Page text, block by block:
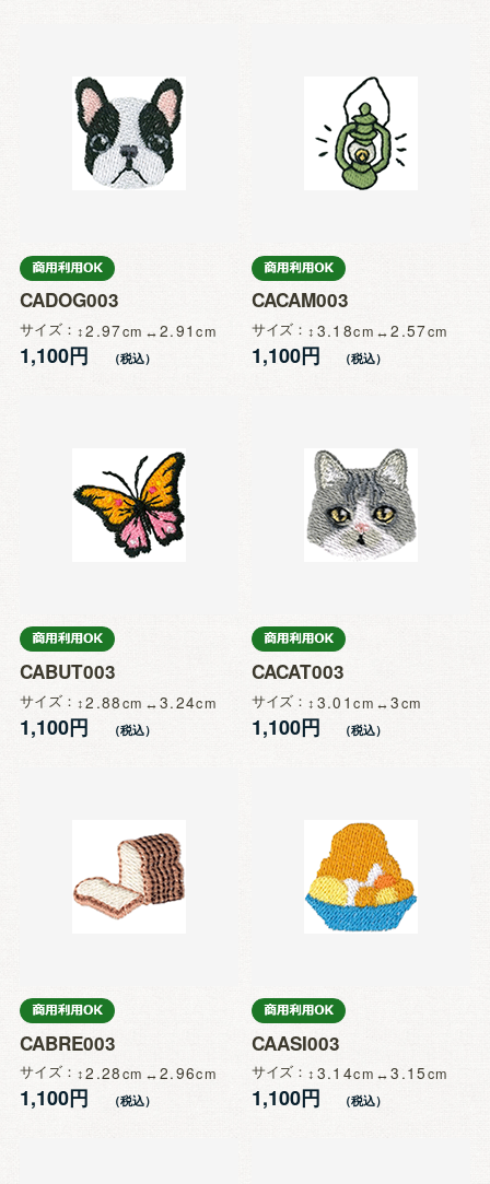
CADOG003
サイズ 2.97 2.91
1,100円
CACAM003
サイズ 3.18 2.57
1,100円
CABUT003
サイズ 2.88 3.24
1,100円
CACAT003
サイズ 3.01 3
1,100円
CABRE003
サイズ 2.28 2.96
1,100円
CAASI003
サイズ 3.14 3.15
1,100円